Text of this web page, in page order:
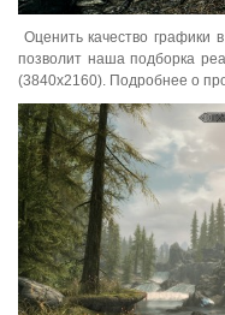
Оценить качество графики
позволит наша подборка
(3840x2160). Подробнее о